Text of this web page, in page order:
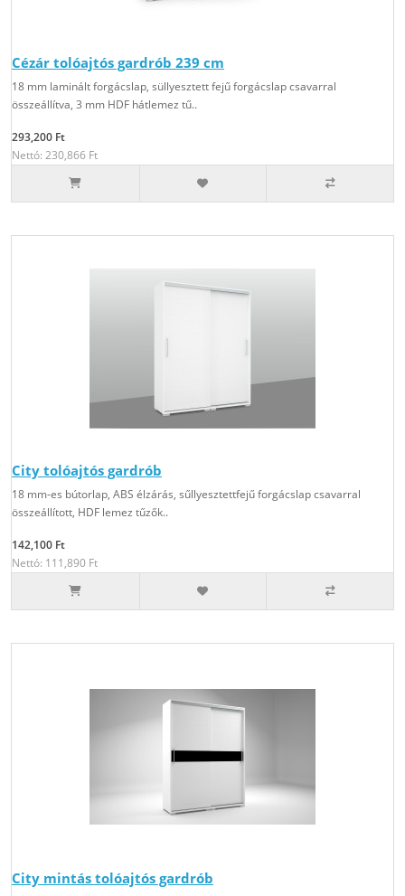
Cézár tolóajtós gardrób 239 cm
18 mm laminált forgácslap, süllyesztett fejű forgácslap csavarral
összeállítva, 3 mm HDF hátlemez tű..
293,200 Ft
Nettó: 230,866 Ft
City tolóajtós gardrób
18 mm-es bútorlap, ABS élzárás, sűllyesztettfejű forgácslap csavarral
összeállított, HDF lemez tűzők..
142,100 Ft
Nettó: 111,890 Ft
City mintás tolóajtós gardrób